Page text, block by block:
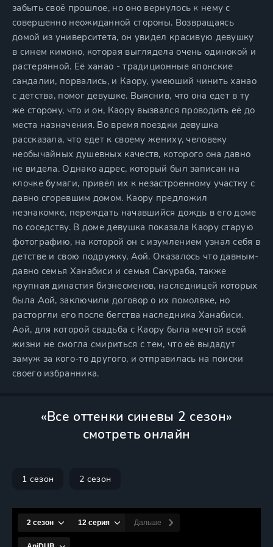
забыть своё прошлое, но оно вернулось к нему с
совершенно неожиданной стороны. Возвращаясь
домой из университета, он увидел красивую девушку
в синем кимоно, которая выглядела очень одинокой и
растерянной. Её ханао - традиционные японские
сандалии, порвались, и Каору, умеюший чинить ханао
с детства, помог девушке. Выяснив, что она едет в ту
же сторону, что и он, Каору вызвался проводить её до
места назначения. Во время поездки девушка
рассказала, что едет к своему жениху, человеку
необычайных душевных качеств, которого она давно
не видела. Однако адрес, который был записан на
клочке бумаги, привёл их к незастроенному участку с
давно сгоревшим домом. Каору предложил
незнакомке, переждать начавшийся дождь в его доме
по соседству. В доме девушка показала Каору старую
фотографию, на которой он с изумлением узнал себя в
детстве и свою подружку, Аой. Оказалось что давным-
давно семья Ханабиси и семья Сакураба, также
крупная династия бизнесменов, наследницей которых
была Аой, заключили договор о их помолвке, но
расторгли его после бегства наследника Ханабиси.
Аой, для которой свадьба с Каору была мечтой всей
жизни не смогла смириться с тем, что её выдадут
замуж за кого-то другого, и отправилась на поиски
своего избранника.
«Все оттенки синевы 2 сезон»
смотреть онлайн
1 сезон 2 сезон